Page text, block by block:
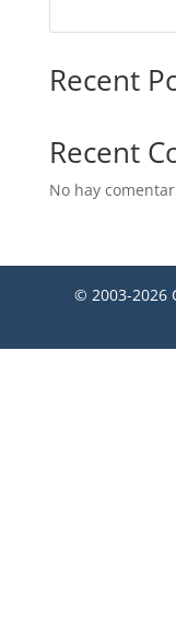
Recent
Recent
No hay
© 2003-2026